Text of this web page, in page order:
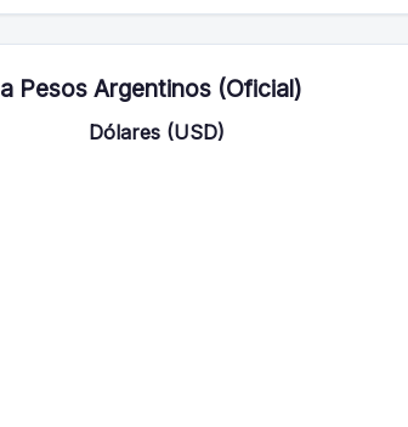
Pesos Argentinos (Oficial)
Dólares (USD)